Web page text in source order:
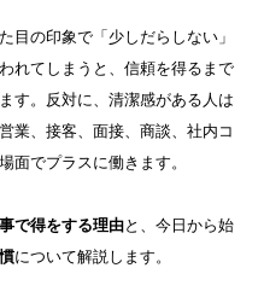
目の印象で「少しだらしない」
れてしまうと、信頼を得るまで
す。反対に、清潔感がある人は
業、接客、面接、商談、社内コ
面でプラスに働きます。
で得をする理由と、今日から始
について解説します。